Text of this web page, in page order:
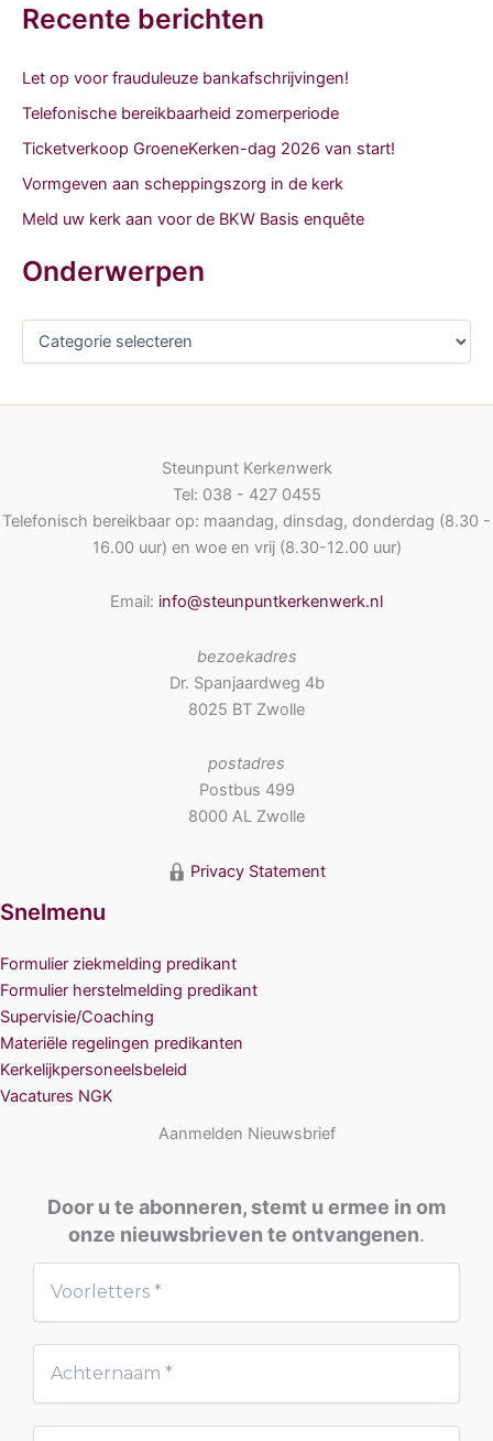
k
n
a
Recente berichten
Let op voor frauduleuze bankafschrijvingen!
Telefonische bereikbaarheid zomerperiode
Ticketverkoop GroeneKerken-dag 2026 van start!
Vormgeven aan scheppingszorg in de kerk
Meld uw kerk aan voor de BKW Basis enquête
Onderwerpen
O
e
Steunpunt Kerkenwerk
Tel: 038 - 427 0455
Telefonisch bereikbaar op: maandag, dinsdag, donderdag (8.30 -
16.00 uur) en woe en vrij (8.30-12.00 uur)
Email: info@steunpuntkerkenwerk.nl
bezoekadres
Dr. Spanjaardweg 4b
8025 BT Zwolle
postadres
Postbus 499
8000 AL Zwolle
Privacy Statement
Snelmenu
Formulier ziekmelding predikant
Formulier herstelmelding predikant
Supervisie/Coaching
Materiële regelingen predikanten
Kerkelijkpersoneelsbeleid
Vacatures NGK
Aanmelden Nieuwsbrief
Door u te abonneren, stemt u ermee in om
onze nieuwsbrieven te ontvangenen.